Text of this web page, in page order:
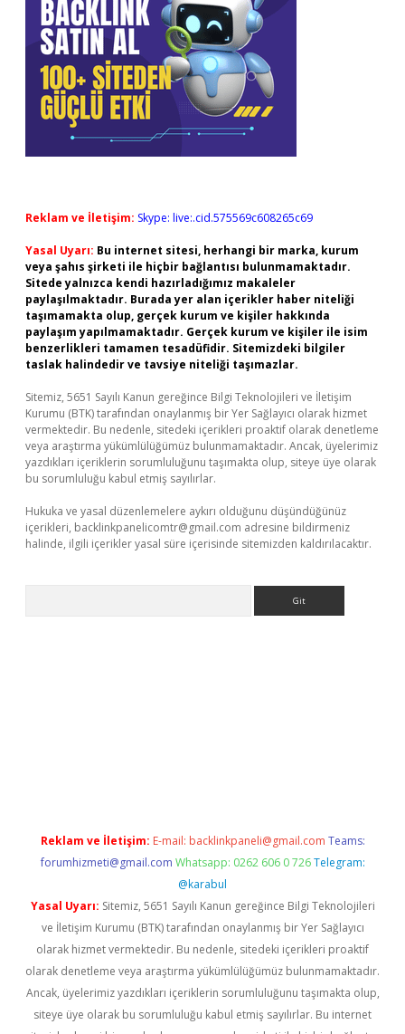
Reklam ve İletişim: Skype: live:.cid.575569c608265c69
Yasal Uyarı: Bu internet sitesi, herhangi bir marka, kurum
veya şahıs şirketi ile hiçbir bağlantısı bulunmamaktadır.
Sitede yalnızca kendi hazırladığımız makaleler
paylaşılmaktadır. Burada yer alan içerikler haber niteliği
taşımamakta olup, gerçek kurum ve kişiler hakkında
paylaşım yapılmamaktadır. Gerçek kurum ve kişiler ile isim
benzerlikleri tamamen tesadüfidir. Sitemizdeki bilgiler
taslak halindedir ve tavsiye niteliği taşımazlar.
Sitemiz, 5651 Sayılı Kanun gereğince Bilgi Teknolojileri ve İletişim
Kurumu (BTK) tarafından onaylanmış bir Yer Sağlayıcı olarak hizmet
vermektedir. Bu nedenle, sitedeki içerikleri proaktif olarak denetleme
veya araştırma yükümlülüğümüz bulunmamaktadır. Ancak, üyelerimiz
yazdıkları içeriklerin sorumluluğunu taşımakta olup, siteye üye olarak
bu sorumluluğu kabul etmiş sayılırlar.
Hukuka ve yasal düzenlemelere aykırı olduğunu düşündüğünüz
içerikleri, backlinkpanelicomtr@gmail.com adresine bildirmeniz
halinde, ilgili içerikler yasal süre içerisinde sitemizden kaldırılacaktır.
Reklam ve İletişim: E-mail: backlinkpaneli@gmail.com Teams:
forumhizmeti@gmail.com Whatsapp: 0262 606 0 726 Telegram:
@karabul
Yasal Uyarı: Sitemiz, 5651 Sayılı Kanun gereğince Bilgi Teknolojileri
ve İletişim Kurumu (BTK) tarafından onaylanmış bir Yer Sağlayıcı
olarak hizmet vermektedir. Bu nedenle, sitedeki içerikleri proaktif
olarak denetleme veya araştırma yükümlülüğümüz bulunmamaktadır.
Ancak, üyelerimiz yazdıkları içeriklerin sorumluluğunu taşımakta olup,
siteye üye olarak bu sorumluluğu kabul etmiş sayılırlar. Bu internet